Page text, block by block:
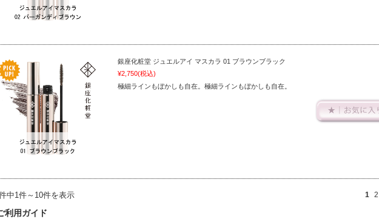
銀座化粧堂 ジュエルアイ マスカラ 01 ブラウンブラック
¥2,750(税込)
極細ラインもぼかしも自在。極細ラインもぼかしも自在。
中1件～10件を表示 1 2
利用ガイド